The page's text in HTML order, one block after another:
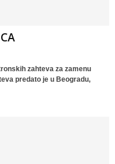
zahteva za zamenu
predato je u Beogradu,